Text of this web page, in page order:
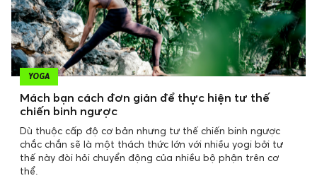
YOGA
Mách bạn cách đơn giản để thực hiện tư thế
chiến binh ngược
Dù thuộc cấp độ cơ bản nhưng tư thế chiến binh ngược
chắc chắn sẽ là một thách thức lớn với nhiều yogi bởi tư
thế này đòi hỏi chuyển động của nhiều bộ phận trên cơ
thể.